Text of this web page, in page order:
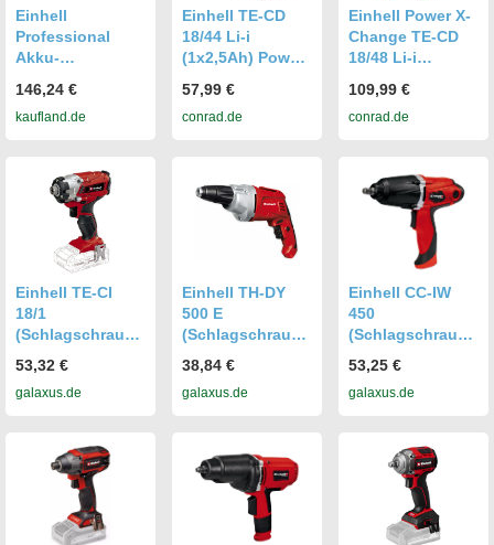
Einhell
Professional
Akku-
IMPAXXO 18/450
Solo 18V 3-
Motor
146,24 €
kaufland.de
Einhell TE-CD
18/44 Li-i
(1x2,5Ah) Power
Gang-Akku-
Schlagbohrschra
57,99 €
conrad.de
Einhell Power X-
Change TE-CD
18/48 Li-i
Gang-Akku-
Schlagbohrschra
2. Akku
109,99 €
conrad.de
Einhell TE-CI
18/1
(Schlagschraube
53,32 €
galaxus.de
Einhell TH-DY
500 E
(Schlagschraube
38,84 €
galaxus.de
Einhell CC-IW
450
(Schlagschraube
53,25 €
galaxus.de